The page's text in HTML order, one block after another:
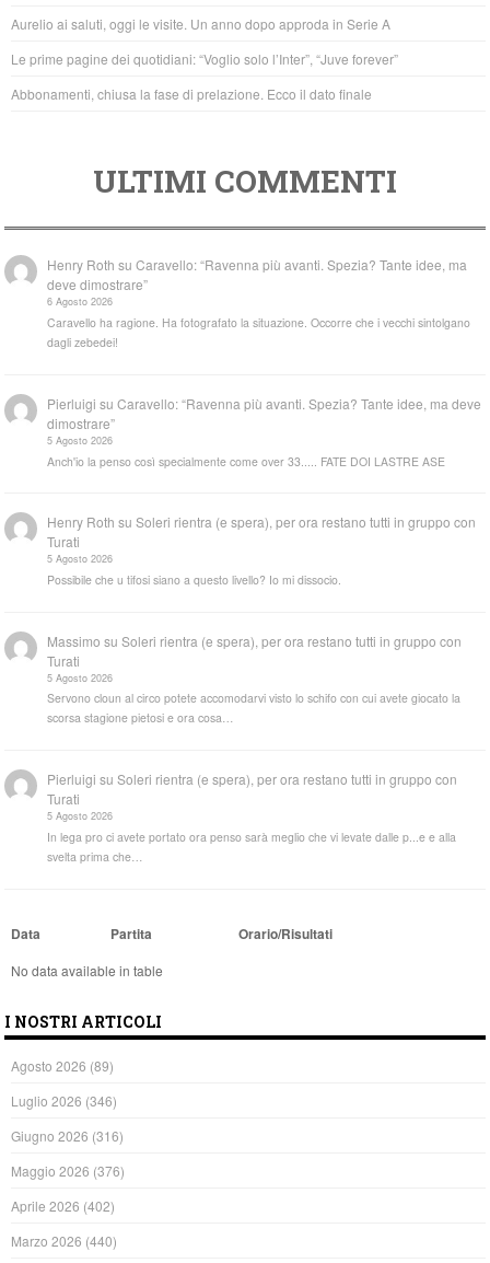
o
k
p
Aurelio ai saluti, oggi le visite. Un anno dopo approda in Serie A
Le prime pagine dei quotidiani: “Voglio solo l’Inter”, “Juve forever”
Abbonamenti, chiusa la fase di prelazione. Ecco il dato finale
ULTIMI COMMENTI
Henry Roth suCaravello: “Ravenna più avanti. Spezia? Tante idee, ma
deve dimostrare”
6 Agosto 2026
Caravello ha ragione. Ha fotografato la situazione. Occorre che i vecchi sintolgano
dagli zebedei!
Pierluigi suCaravello: “Ravenna più avanti. Spezia? Tante idee, ma deve
dimostrare”
5 Agosto 2026
Anch'io la penso così specialmente come over 33..... FATE DOI LASTRE ASE
Henry Roth suSoleri rientra (e spera), per ora restano tutti in gruppo con
Turati
5 Agosto 2026
Possibile che u tifosi siano a questo livello? Io mi dissocio.
Massimo suSoleri rientra (e spera), per ora restano tutti in gruppo con
Turati
5 Agosto 2026
Servono cloun al circo potete accomodarvi visto lo schifo con cui avete giocato la
scorsa stagione pietosi e ora cosa…
Pierluigi suSoleri rientra (e spera), per ora restano tutti in gruppo con
Turati
5 Agosto 2026
In lega pro ci avete portato ora penso sarà meglio che vi levate dalle p...e e alla
svelta prima che…
Data Partita Orario/Risultati
No data available in table
I NOSTRI ARTICOLI
Agosto 2026 (89)
Luglio 2026 (346)
Giugno 2026 (316)
Maggio 2026 (376)
Aprile 2026 (402)
Marzo 2026 (440)